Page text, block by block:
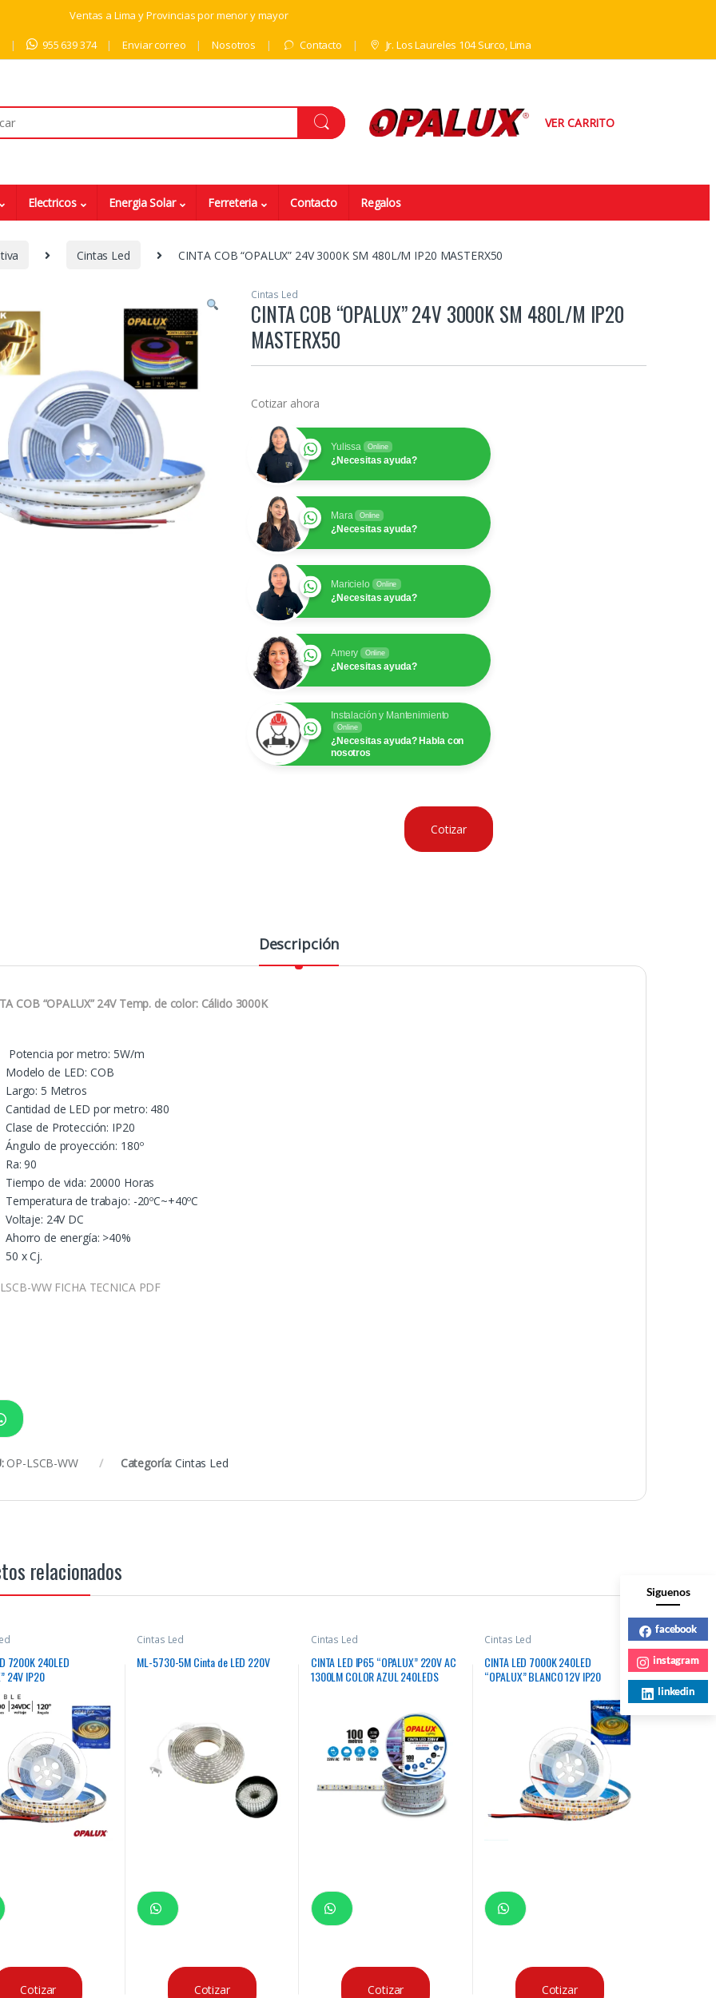
Ventas a Lima y Provincias por menor y mayor
955 639 374 Enviar correo Nosotros Contacto Jr. Los Laureles 104 Surco, Lima
VER CARRITO
Electricos Energia Solar Ferreteria Contacto Regalos
Cintas Led CINTA COB “OPALUX” 24V 3000K SM 480L/M IP20 MASTERX50
Cintas Led
CINTA COB “OPALUX” 24V 3000K SM 480L/M IP20
MASTERX50
Cotizar ahora
Yulissa Online
¿Necesitas ayuda?
Mara Online
¿Necesitas ayuda?
Maricielo Online
¿Necesitas ayuda?
Amery Online
¿Necesitas ayuda?
Instalación y Mantenimiento
Online
¿Necesitas ayuda? Habla con
nosotros
Cotizar
Descripción
COB “OPALUX” 24V Temp. de color: Cálido 3000K
Potencia por metro: 5W/m
Modelo de LED: COB
Largo: 5 Metros
Cantidad de LED por metro: 480
Clase de Protección: IP20
Ángulo de proyección: 180º
Ra: 90
Tiempo de vida: 20000 Horas
Temperatura de trabajo: -20ºC~+40ºC
Voltaje: 24V DC
Ahorro de energía: >40%
50 x Cj.
WW FICHA TECNICA PDF
OP-LSCB-WW Categoría:Cintas Led
relacionados
7200K 240LED
24V IP20
Cotizar
Cintas Led
ML-5730-5M Cinta de LED 220V
Cotizar
Cintas Led
CINTA LED IP65 “OPALUX” 220V AC
1300LM COLOR AZUL 240LEDS
Cotizar
Cintas Led
CINTA LED 7000K 240LED
“OPALUX” BLANCO 12V IP20
Cotizar
Siguenos
facebook
instagram
linkedin